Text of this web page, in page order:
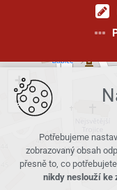
+
−
Potřebujeme
zobrazovaný obsah
přesně to, co
nikdy neslouží ke